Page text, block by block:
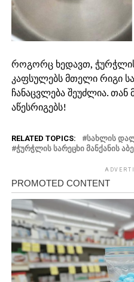
როგორც ხედავთ, ჭურჭლის
კაფსულებს მთელი რიგი
ჩანაცვლება შეუძლია.
აწესრიგებს!
RELATED TOPICS:
ᲡᲐᲮᲚᲘᲡ
ᲭᲣᲠᲭᲚᲘᲡ ᲡᲐᲠᲔᲪᲮᲘ ᲛᲐᲜᲥᲐᲜᲘᲡ